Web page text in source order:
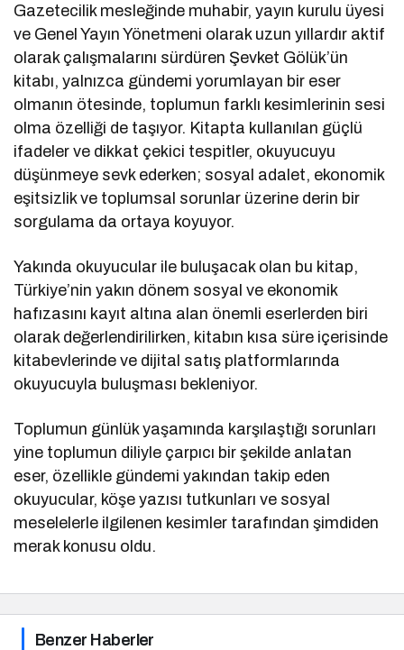
Gazetecilik mesleğinde muhabir, yayın kurulu üyesi
ve Genel Yayın Yönetmeni olarak uzun yıllardır aktif
olarak çalışmalarını sürdüren Şevket Gölük’ün
kitabı, yalnızca gündemi yorumlayan bir eser
olmanın ötesinde, toplumun farklı kesimlerinin sesi
olma özelliği de taşıyor. Kitapta kullanılan güçlü
ifadeler ve dikkat çekici tespitler, okuyucuyu
düşünmeye sevk ederken; sosyal adalet, ekonomik
eşitsizlik ve toplumsal sorunlar üzerine derin bir
sorgulama da ortaya koyuyor.
Yakında okuyucular ile buluşacak olan bu kitap,
Türkiye’nin yakın dönem sosyal ve ekonomik
hafızasını kayıt altına alan önemli eserlerden biri
olarak değerlendirilirken, kitabın kısa süre içerisinde
kitabevlerinde ve dijital satış platformlarında
okuyucuyla buluşması bekleniyor.
Toplumun günlük yaşamında karşılaştığı sorunları
yine toplumun diliyle çarpıcı bir şekilde anlatan
eser, özellikle gündemi yakından takip eden
okuyucular, köşe yazısı tutkunları ve sosyal
meselelerle ilgilenen kesimler tarafından şimdiden
merak konusu oldu.
Benzer Haberler